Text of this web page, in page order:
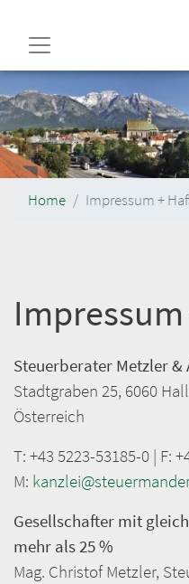
Home Impressum +
Steuerberater Metzler &
Stadtgraben 25, 6060
Österreich
T: +43 5223-53185-0 | F:
M:
Gesellschafter mit
mehr als 25 %
Mag. Christof Metzler,